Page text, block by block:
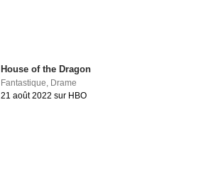
House of the Dragon
Fantastique, Drame
21 août 2022 sur HBO